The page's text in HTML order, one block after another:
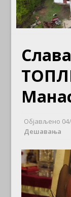
Објављено
Дешавања